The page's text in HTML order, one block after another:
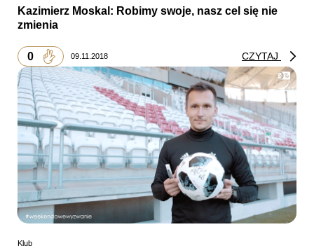
Kazimierz Moskal: Robimy swoje, nasz cel się nie
zmienia
0 09.11.2018 CZYTAJ
Klub